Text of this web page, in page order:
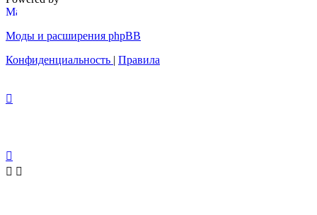
Моды и расширения phpBB
Конфиденциальность | Правила